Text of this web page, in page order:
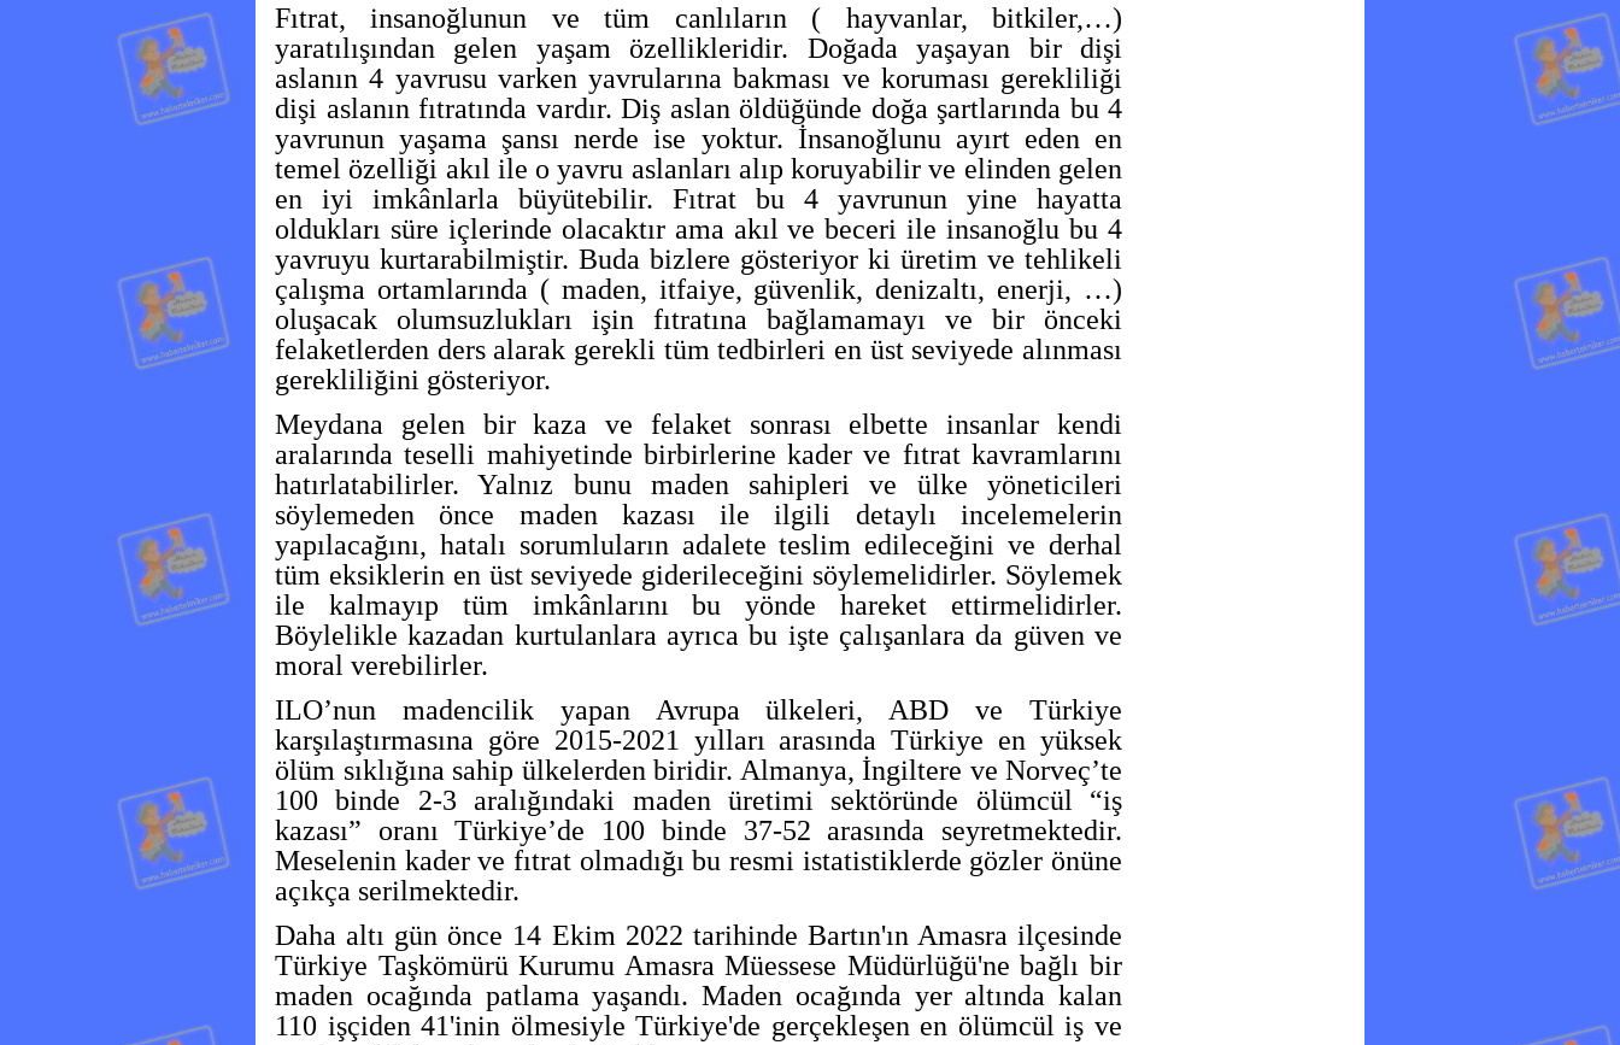
Fıtrat, insanoğlunun ve tüm canlıların ( hayvanlar, bitkiler,…)
yaratılışından gelen yaşam özellikleridir. Doğada yaşayan bir dişi
aslanın 4 yavrusu varken yavrularına bakması ve koruması gerekliliği
dişi aslanın fıtratında vardır. Diş aslan öldüğünde doğa şartlarında bu 4
yavrunun yaşama şansı nerde ise yoktur. İnsanoğlunu ayırt eden en
temel özelliği akıl ile o yavru aslanları alıp koruyabilir ve elinden gelen
en iyi imkânlarla büyütebilir. Fıtrat bu 4 yavrunun yine hayatta
oldukları süre içlerinde olacaktır ama akıl ve beceri ile insanoğlu bu 4
yavruyu kurtarabilmiştir. Buda bizlere gösteriyor ki üretim ve tehlikeli
çalışma ortamlarında ( maden, itfaiye, güvenlik, denizaltı, enerji, …)
oluşacak olumsuzlukları işin fıtratına bağlamamayı ve bir önceki
felaketlerden ders alarak gerekli tüm tedbirleri en üst seviyede alınması
gerekliliğini gösteriyor.
Meydana gelen bir kaza ve felaket sonrası elbette insanlar kendi
aralarında teselli mahiyetinde birbirlerine kader ve fıtrat kavramlarını
hatırlatabilirler. Yalnız bunu maden sahipleri ve ülke yöneticileri
söylemeden önce maden kazası ile ilgili detaylı incelemelerin
yapılacağını, hatalı sorumluların adalete teslim edileceğini ve derhal
tüm eksiklerin en üst seviyede giderileceğini söylemelidirler. Söylemek
ile kalmayıp tüm imkânlarını bu yönde hareket ettirmelidirler.
Böylelikle kazadan kurtulanlara ayrıca bu işte çalışanlara da güven ve
moral verebilirler.
ILO’nun madencilik yapan Avrupa ülkeleri, ABD ve Türkiye
karşılaştırmasına göre 2015-2021 yılları arasında Türkiye en yüksek
ölüm sıklığına sahip ülkelerden biridir. Almanya, İngiltere ve Norveç’te
100 binde 2-3 aralığındaki maden üretimi sektöründe ölümcül “iş
kazası” oranı Türkiye’de 100 binde 37-52 arasında seyretmektedir.
Meselenin kader ve fıtrat olmadığı bu resmi istatistiklerde gözler önüne
açıkça serilmektedir.
Daha altı gün önce 14 Ekim 2022 tarihinde Bartın'ın Amasra ilçesinde
Türkiye Taşkömürü Kurumu Amasra Müessese Müdürlüğü'ne bağlı bir
maden ocağında patlama yaşandı. Maden ocağında yer altında kalan
110 işçiden 41'inin ölmesiyle Türkiye'de gerçekleşen en ölümcül iş ve